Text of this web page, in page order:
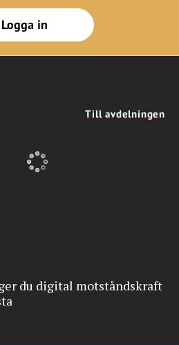
Logga in
Till avdelningen
du digital motståndskraft